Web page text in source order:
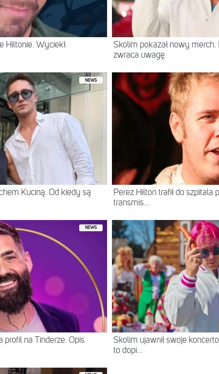
Hiltonie. Wyciekł
Skolim pokazał nowy
zwraca uwagę
NEWS
Kuciną. Od kiedy są
Perez Hilton trafił do szpitala
transmis...
NEWS
profil na Tinderze. Opis
Skolim ujawnił swoje
to dopi...